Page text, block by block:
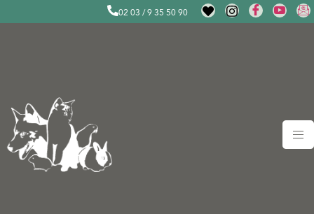
02 03 / 9 35 50 90